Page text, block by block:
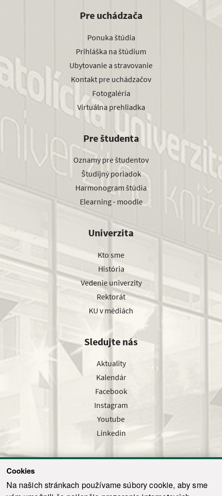
Cookies
Na našich stránkach používame súbory cookie, aby sme
Pre uchádzača
Ponuka štúdia
Prihláška na štúdium
Ubytovanie a stravovanie
Kontakt pre uchádzačov
Fotogaléria
Virtuálna prehliadka
Pre študenta
Oznamy pre študentov
Študijný poriadok
Harmonogram štúdia
Elearning - moodle
Univerzita
Kto sme
História
Vedenie univerzity
Rektorát
KU v médiách
Sledujte nás
Aktuality
Kalendár
Facebook
Instagram
Youtube
Linkedin